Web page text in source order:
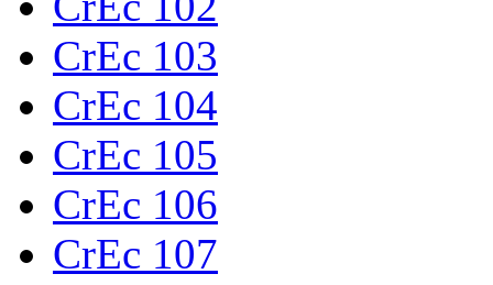
CrEc 103
CrEc 104
CrEc 105
CrEc 106
CrEc 107